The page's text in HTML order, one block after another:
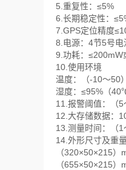
5.重复性：≤5%
6.长期稳定性：
7.GPS定位精度
8.电源：4节5号电
9.功耗：≤200mW
10.使用环境
温度：（-10～50
湿度：≤95%（
11.报警阈值：（
12.大存储数据：
13.测量时间：（
14.外形尺寸及重
（320×50×215）
（655×50×215）